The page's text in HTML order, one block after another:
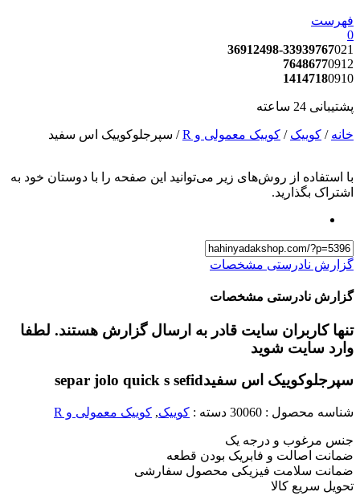
فهرست
0
36912498-33939767021
76486770912
14147180910
پشتیبانی 24 ساعته
خانه / کوییک / کوییک معمولی و R / سپرجلوکوییک اس سفید
با استفاده از روش‌های زیر می‌توانید این صفحه را با دوستان خود به
اشتراک بگذارید.
گزارش نادرستی مشخصات
گزارش نادرستی مشخصات
تنها کاربران سایت قادر به ارسال گزارش هستند. لطفا
وارد سایت شوید
سپرجلوکوییک اس سفیدsepar jolo quick s sefid
شناسه محصول : 30060 دسته : کوییک, کوییک معمولی و R
جنس مرغوب و درجه یک
ضمانت اصالت و فابریک بودن قطعه
ضمانت سلامت فیزیکی محصول سفارشی
تحویل سریع کالا